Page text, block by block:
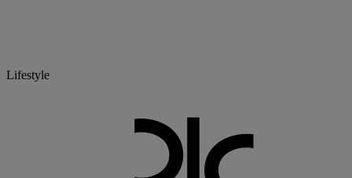
Lifestyle